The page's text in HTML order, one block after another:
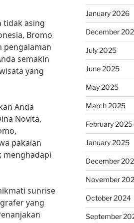
tidak asing
Bromo
pengalaman
semakin
yang
Anda
Novita,
pakaian
menghadapi
sunrise
yang
January 2026
December
July 2025
June 2025
May 2025
March 2025
February 2025
January 2025
December
November
October 2024
September